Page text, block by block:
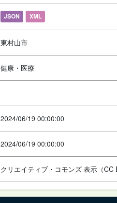
JSON XML
東村山市
健康・医療
2024/06/19 00:00:00
2024/06/19 00:00:00
クリエイティブ・コモンズ 表示（CC